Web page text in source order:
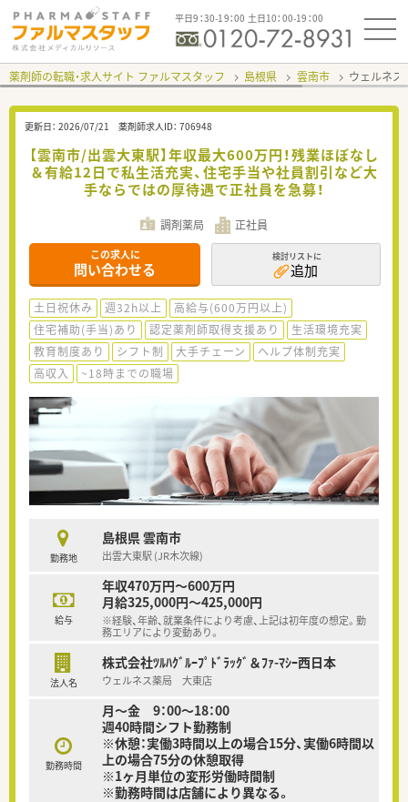
平日9：30-19：00 土日10：00-19：00
薬剤師の転職・求人サイト ファルマスタッフ 島根県 雲南市 ウェルネ
更新日： 2026/07/21 薬剤師求人ID： 706948
【雲南市/出雲大東駅】年収最大600万円！残業ほぼなし
＆有給12日で私生活充実、住宅手当や社員割引など大
手ならではの厚待遇で正社員を急募！
調剤薬局 正社員
この求人に
問い合わせる
検討リストに
追加
土日祝休み 週32h以上
高給与(600万円以上)
住宅補助(手当)あり
認定薬剤師取得支援あり
生活環境充実
教育制度あり
シフト制 大手チェーン
ヘルプ体制充実
高収入
~18時までの職場
勤務地
島根県 雲南市
出雲大東駅 (JR木次線)
給与
年収470万円～600万円
月給325,000円～425,000円
※経験、年齢、就業条件により考慮、上記は初年度の想定。勤
務エリアにより変動あり。
法人名
株式会社ﾂﾙﾊｸﾞﾙｰﾌﾟﾄﾞﾗｯｸﾞ＆ﾌｧ-ﾏｼｰ西日本
ウェルネス薬局 大東店
勤務時間
月～金 9：00～18：00
週40時間シフト勤務制
※休憩：実働3時間以上の場合15分、実働6時間以
上の場合75分の休憩取得
※1ヶ月単位の変形労働時間制
※勤務時間は店舗により異なる。